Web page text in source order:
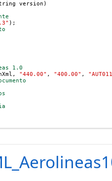
version)
);
1.0
"440.00" , "400.00" ,